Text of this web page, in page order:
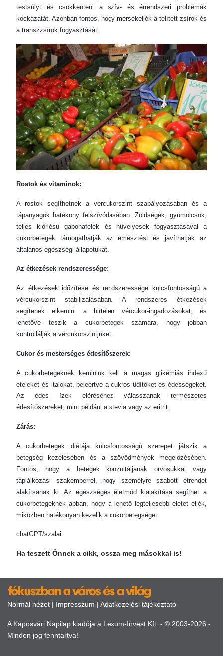
testsúlyt és csökkenteni a szív- és érrendszeri problémák
kockázatát. Azonban fontos, hogy mérsékeljék a telített zsírok és
a transzzsírok fogyasztását.
Rostok és vitaminok:
A rostok segíthetnek a vércukorszint szabályozásában és a
tápanyagok hatékony felszívódásában. Zöldségek, gyümölcsök,
teljes kiőrlésű gabonafélék és hüvelyesek fogyasztásával a
cukorbetegek támogathatják az emésztést és javíthatják az
általános egészségi állapotukat.
Az étkezések rendszeressége:
Az étkezések időzítése és rendszeressége kulcsfontosságú a
vércukorszint stabilizálásában. A rendszeres étkezések
segítenek elkerülni a hirtelen vércukor-ingadozásokat, és
lehetővé teszik a cukorbetegek számára, hogy jobban
kontrollálják a vércukorszintjüket.
Cukor és mesterséges édesítőszerek:
A cukorbetegeknek kerülniük kell a magas glikémiás indexű
ételeket és italokat, beleértve a cukros üdítőket és édességeket.
Az édes ízek eléréséhez válasszanak természetes
édesítőszereket, mint például a stevia vagy az eritrit.
Zárás:
A cukorbetegek diétája kulcsfontosságú szerepet játszik a
betegség kezelésében és a szövődmények megelőzésében.
Fontos, hogy a betegek konzultáljanak orvosukkal vagy
táplálkozási szakemberrel, hogy személyre szabott étrendet
alakítsanak ki. Az egészséges életmód kialakítása segíthet a
cukorbetegeknek abban, hogy a lehető legteljesebb életet éljék,
miközben hatékonyan kezelik a cukorbetegséget.
chatGPT/szalai
Ha teszett Önnek a cikk, ossza meg másokkal is!
Normál nézet | Impresszum | Adatkezelési tájékoztató
A Kaposvári Napilap kiadója a Lexum-Invest Kft. - © 2003-2026 -
Minden jog fenntartva!